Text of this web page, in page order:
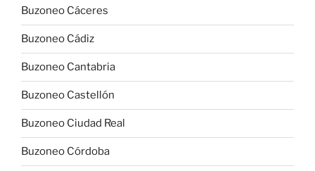
Buzoneo Cáceres
Buzoneo Cádiz
Buzoneo Cantabria
Buzoneo Castellón
Buzoneo Ciudad Real
Buzoneo Córdoba